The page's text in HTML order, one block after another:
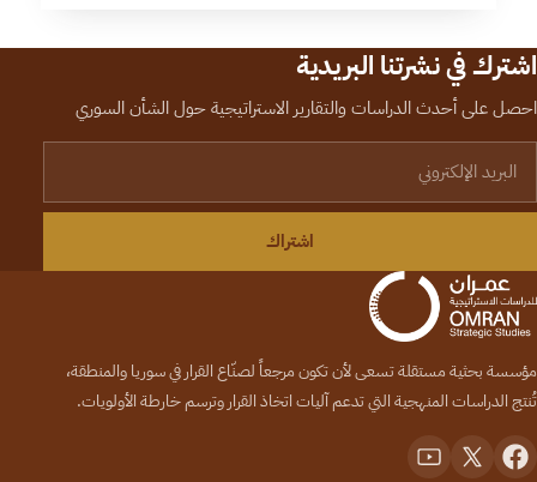
اشترك في نشرتنا البريدية
احصل على أحدث الدراسات والتقارير الاستراتيجية حول الشأن السوري
اشتراك
مؤسسة بحثية مستقلة تسعى لأن تكون مرجعاً لصنّاع القرار في سوريا والمنطقة،
تُنتج الدراسات المنهجية التي تدعم آليات اتخاذ القرار وترسم خارطة الأولويات.